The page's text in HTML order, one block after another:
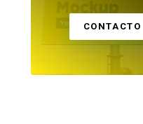
CONTACTO